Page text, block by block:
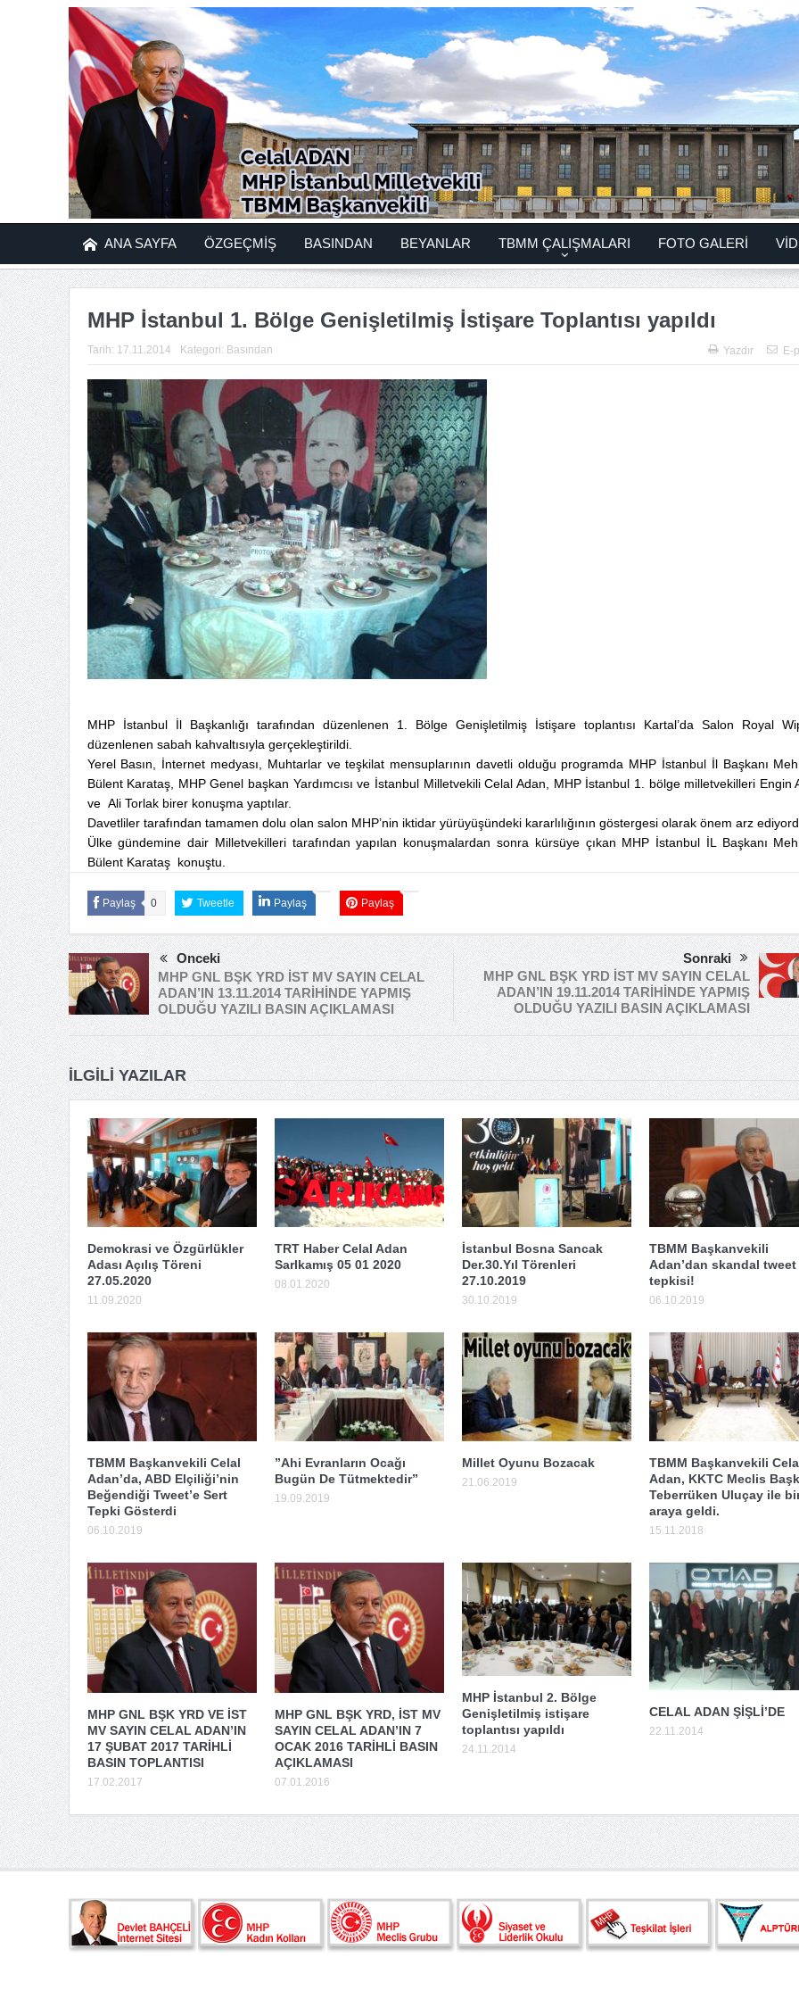
ANA SAYFA ÖZGEÇMİŞ BASINDAN BEYANLAR TBMM ÇALIŞMALARI FOTO GALERİ
MHP İstanbul 1. Bölge Genişletilmiş İstişare Toplantısı yapıldı
Tarih: 17.11.2014 Kategori: Basından Yazdır E-
MHP İstanbul İl Başkanlığı tarafından düzenlenen 1. Bölge Genişletilmiş İstişare toplantısı Kartal’da Salon Royal
düzenlenen sabah kahvaltısıyla gerçekleştirildi.
Yerel Basın, İnternet medyası, Muhtarlar ve teşkilat mensuplarının davetli olduğu programda MHP İstanbul İl Başkanı
Bülent Karataş, MHP Genel başkan Yardımcısı ve İstanbul Milletvekili Celal Adan, MHP İstanbul 1. bölge milletvekilleri Engin
ve Ali Torlak birer konuşma yaptılar.
Davetliler tarafından tamamen dolu olan salon MHP’nin iktidar yürüyüşündeki kararlılığının göstergesi olarak önem arz
Ülke gündemine dair Milletvekilleri tarafından yapılan konuşmalardan sonra kürsüye çıkan MHP İstanbul İL Başkanı
Bülent Karataş konuştu.
Paylaş 0 Tweetle Paylaş Paylaş
Önceki
MHP GNL BŞK YRD İST MV SAYIN CELAL
ADAN’IN 13.11.2014 TARİHİNDE YAPMIŞ
OLDUĞU YAZILI BASIN AÇIKLAMASI
Sonraki
MHP GNL BŞK YRD İST MV SAYIN CELAL
ADAN’IN 19.11.2014 TARİHİNDE YAPMIŞ
OLDUĞU YAZILI BASIN AÇIKLAMASI
İLGILI YAZILAR
Demokrasi ve Özgürlükler
Adası Açılış Töreni
27.05.2020
11.09.2020
TRT Haber Celal Adan
SarIkamış 05 01 2020
08.01.2020
İstanbul Bosna Sancak
Der.30.Yıl Törenleri
27.10.2019
30.10.2019
TBMM Başkanvekili
Adan’dan skandal tweet
tepkisi!
06.10.2019
TBMM Başkanvekili Celal
Adan’da, ABD Elçiliği’nin
Beğendiği Tweet’e Sert
Tepki Gösterdi
06.10.2019
”Ahi Evranların Ocağı
Bugün De Tütmektedir”
19.09.2019
Millet Oyunu Bozacak
21.06.2019
TBMM Başkanvekili
Adan, KKTC Meclis
Teberrüken Uluçay ile
araya geldi.
15.11.2018
MHP GNL BŞK YRD VE İST
MV SAYIN CELAL ADAN’IN
17 ŞUBAT 2017 TARİHLİ
BASIN TOPLANTISI
17.02.2017
MHP GNL BŞK YRD, İST MV
SAYIN CELAL ADAN’IN 7
OCAK 2016 TARİHLİ BASIN
AÇIKLAMASI
07.01.2016
MHP İstanbul 2. Bölge
Genişletilmiş istişare
toplantısı yapıldı
24.11.2014
CELAL ADAN ŞİŞLİ’DE
22.11.2014